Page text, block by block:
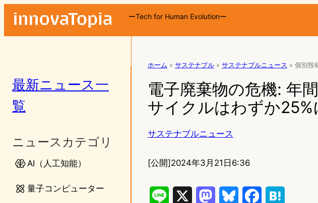
ーTech for Human Evolutionー
最新ニュース一
覧
ニュースカテゴリ
AI（人工知能）
量子コンピューター
ホーム » サステナブル » サステナブルニュース » 個別投
電子廃棄物の危機: 年
サイクルはわずか25%
サステナブルニュース
[公開]2024年3月21日6:36